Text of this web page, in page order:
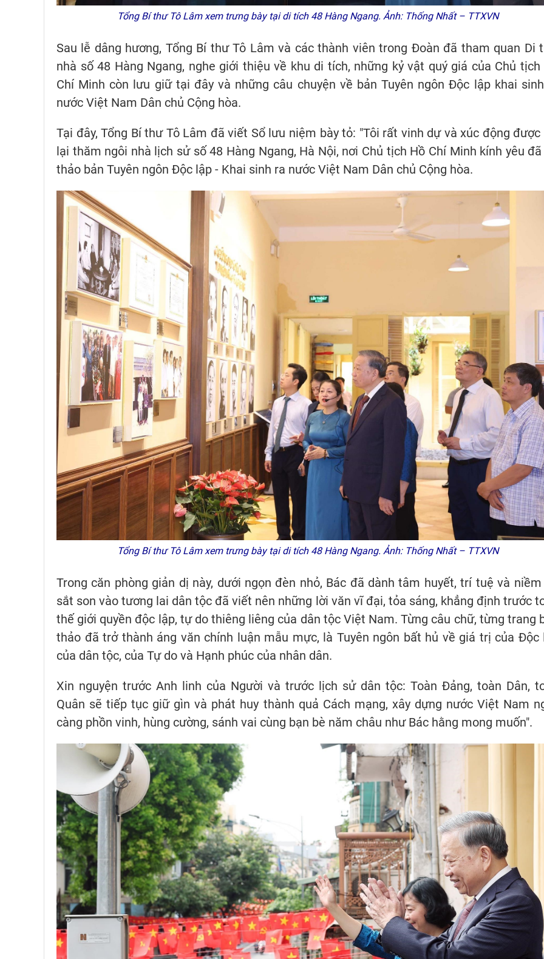
Tổng Bí thư Tô Lâm xem trưng bày tại di tích 48 Hàng Ngang. Ảnh: Thống Nhất – TTXVN
Sau lễ dâng hương, Tổng Bí thư Tô Lâm và các thành viên trong Đoàn đã tham quan Di
nhà số 48 Hàng Ngang, nghe giới thiệu về khu di tích, những kỷ vật quý giá của Chủ tịch
Chí Minh còn lưu giữ tại đây và những câu chuyện về bản Tuyên ngôn Độc lập khai
nước Việt Nam Dân chủ Cộng hòa.
Tại đây, Tổng Bí thư Tô Lâm đã viết Sổ lưu niệm bày tỏ: "Tôi rất vinh dự và xúc động
lại thăm ngôi nhà lịch sử số 48 Hàng Ngang, Hà Nội, nơi Chủ tịch Hồ Chí Minh kính yêu
thảo bản Tuyên ngôn Độc lập - Khai sinh ra nước Việt Nam Dân chủ Cộng hòa.
Tổng Bí thư Tô Lâm xem trưng bày tại di tích 48 Hàng Ngang. Ảnh: Thống Nhất – TTXVN
Trong căn phòng giản dị này, dưới ngọn đèn nhỏ, Bác đã dành tâm huyết, trí tuệ và
sắt son vào tương lai dân tộc đã viết nên những lời văn vĩ đại, tỏa sáng, khẳng định trước
thế giới quyền độc lập, tự do thiêng liêng của dân tộc Việt Nam. Từng câu chữ, từng trang
thảo đã trở thành áng văn chính luận mẫu mực, là Tuyên ngôn bất hủ về giá trị của Độc
của dân tộc, của Tự do và Hạnh phúc của nhân dân.
Xin nguyện trước Anh linh của Người và trước lịch sử dân tộc: Toàn Đảng, toàn Dân,
Quân sẽ tiếp tục giữ gìn và phát huy thành quả Cách mạng, xây dựng nước Việt Nam
càng phồn vinh, hùng cường, sánh vai cùng bạn bè năm châu như Bác hằng mong muốn".